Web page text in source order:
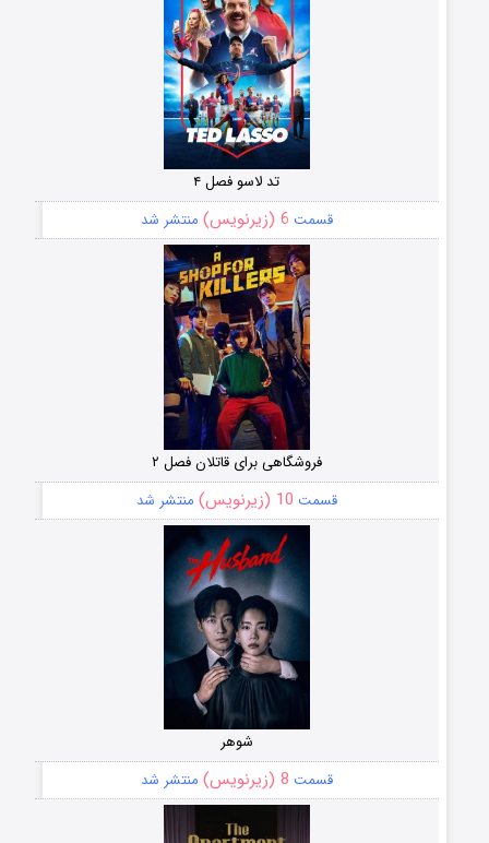
تد لاسو فصل ۴
قسمت 6 (زیرنویس) منتشر شد
فروشگاهی برای قاتلان فصل ۲
قسمت 10 (زیرنویس) منتشر شد
شوهر
قسمت 8 (زیرنویس) منتشر شد